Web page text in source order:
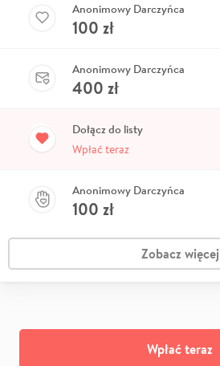
Anonimowy Darczyńca
100 zł
Anonimowy Darczyńca
400 zł
Dołącz do listy
Wpłać teraz
Anonimowy Darczyńca
100 zł
Zobacz więcej
Wpłać teraz